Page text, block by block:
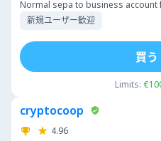
Normal sepa to business account
新規ユーザー歓迎
Limits:
買う
cryptocoop
4.96